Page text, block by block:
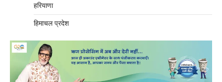
हरियाणा
हिमाचल प्रदेश